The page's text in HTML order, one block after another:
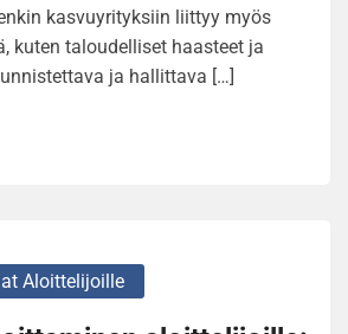
kasvuyrityksiin liittyy myös
kuten taloudelliset haasteet ja
ja hallittava […]
Aloittelijoille